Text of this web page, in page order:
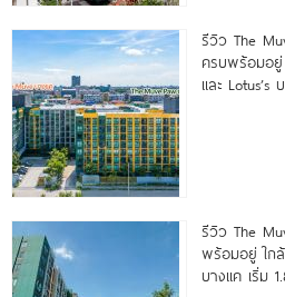
รีวิว The
ครบพร้อมอยู่
และ Lotus’s
รีวิว The
พร้อมอยู่ ใกล้
บางแค เริ่ม